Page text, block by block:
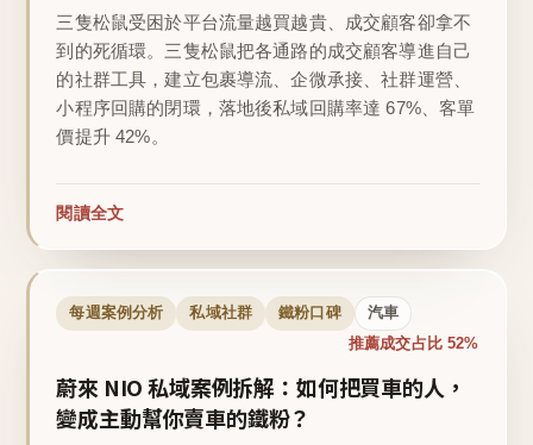
三隻松鼠受困於平台流量越買越貴、成交顧客卻拿不
到的死循環。三隻松鼠把各通路的成交顧客導進自己
的社群工具，建立包裹導流、企微承接、社群運營、
小程序回購的閉環，落地後私域回購率達 67%、客單
價提升 42%。
閱讀全文
每週案例分析 私域社群 鐵粉口碑 汽車
推薦成交占比 52%
蔚來 NIO 私域案例拆解：如何把買車的人，
變成主動幫你賣車的鐵粉？